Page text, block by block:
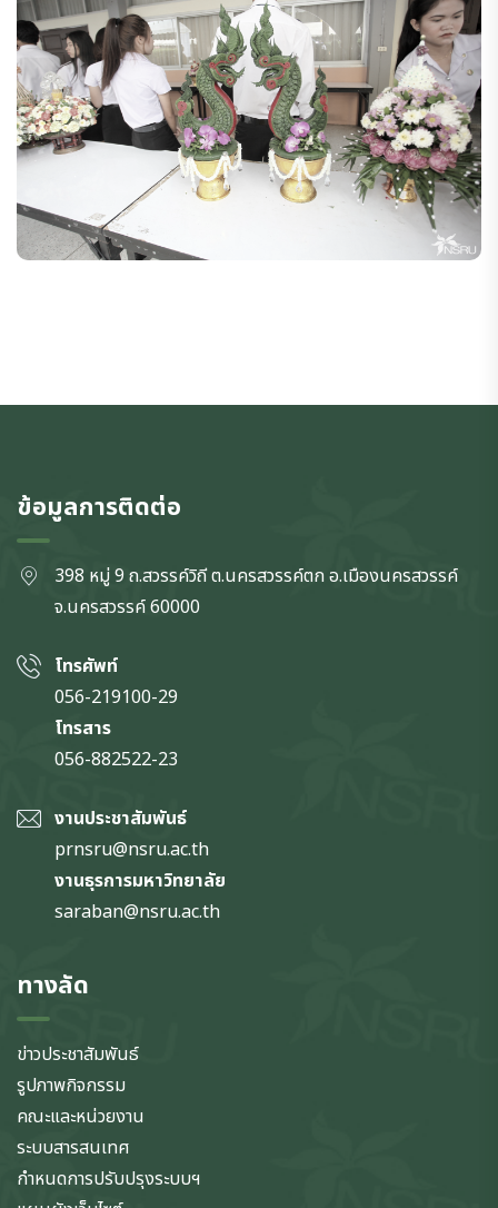
ข้อมูลการติดต่อ
398 หมู่ 9 ถ.สวรรค์วิถี ต.นครสวรรค์ตก อ.เมืองนครสวรรค์
จ.นครสวรรค์60000
โทรศัพท์
056-219100-29
โทรสาร
056-882522-23
งานประชาสัมพันธ์
prnsru@nsru.ac.th
งานธุรการมหาวิทยาลัย
saraban@nsru.ac.th
ทางลัด
ข่าวประชาสัมพันธ์
รูปภาพกิจกรรม
คณะและหน่วยงาน
ระบบสารสนเทศ
กำหนดการปรับปรุงระบบฯ